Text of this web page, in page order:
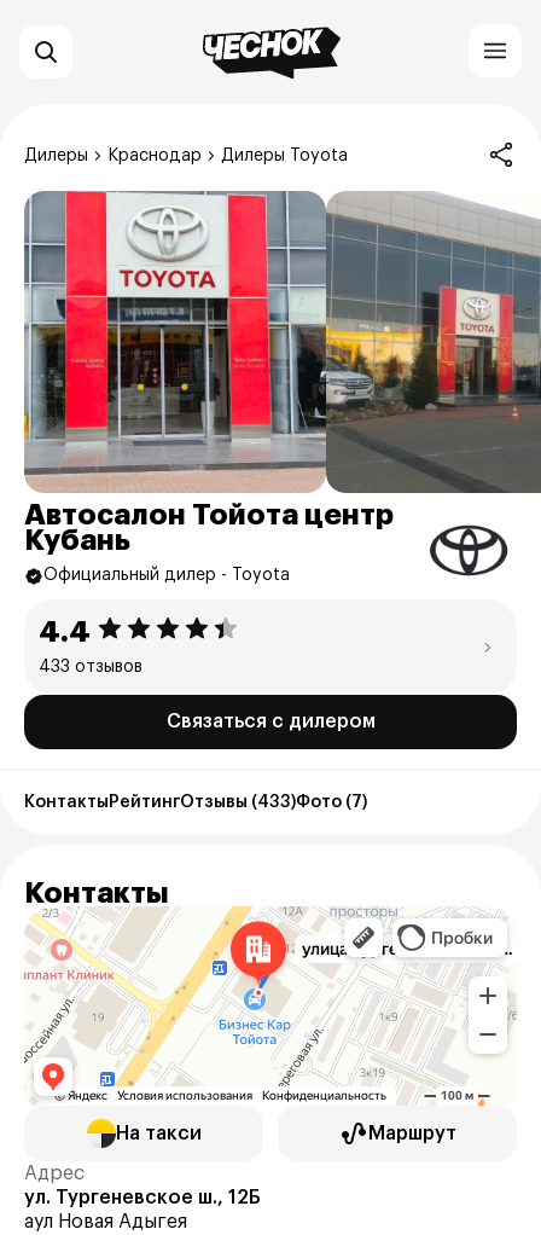
Дилеры Краснодар Дилеры Toyota
Автосалон Тойота центр
Кубань
Официальный дилер - Toyota
4.4
433 отзывов
Связаться с дилером
Контакты РейтингОтзывы (433)Фото (7)
Контакты
На такси Маршрут
Адрес
ул. Тургеневское ш., 12Б
аул Новая Адыгея